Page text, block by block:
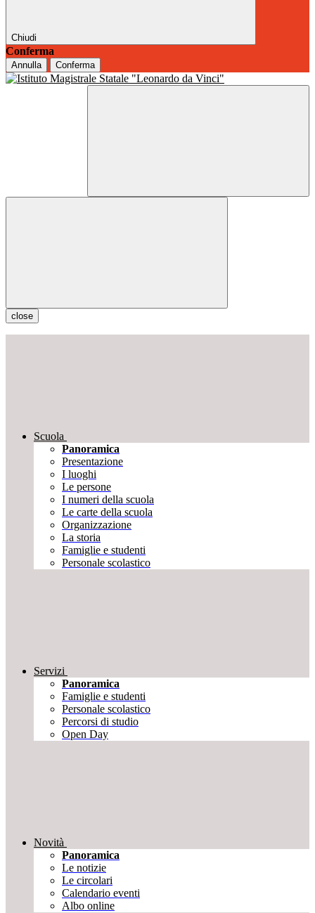
Chiudi
Conferma
Annulla Conferma
close
Scuola
Panoramica
Presentazione
I luoghi
Le persone
I numeri della scuola
Le carte della scuola
Organizzazione
La storia
Famiglie e studenti
Personale scolastico
Servizi
Panoramica
Famiglie e studenti
Personale scolastico
Percorsi di studio
Open Day
Novità
Panoramica
Le notizie
Le circolari
Calendario eventi
Albo online